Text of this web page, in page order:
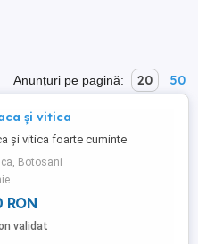
Anunțuri pe pagină: 20 50
și vitica
și vitica foarte cuminte
Botosani
RON
validat